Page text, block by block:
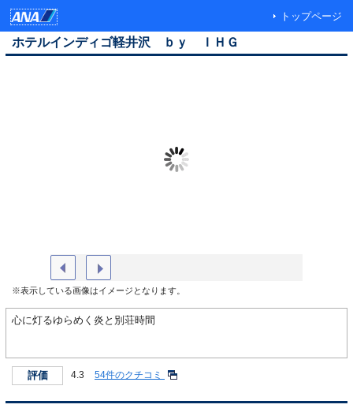
トップページ
ホテルインディゴ軽井沢 ｂｙ ＩＨＧ
※表示している画像はイメージとなります。
心に灯るゆらめく炎と別荘時間
評価 4.3 54件のクチコミ